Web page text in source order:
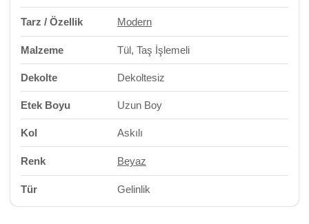
Tarz / Özellik Modern
Malzeme Tül, Taş İşlemeli
Dekolte Dekoltesiz
Etek Boyu Uzun Boy
Kol Askılı
Renk Beyaz
Tür Gelinlik